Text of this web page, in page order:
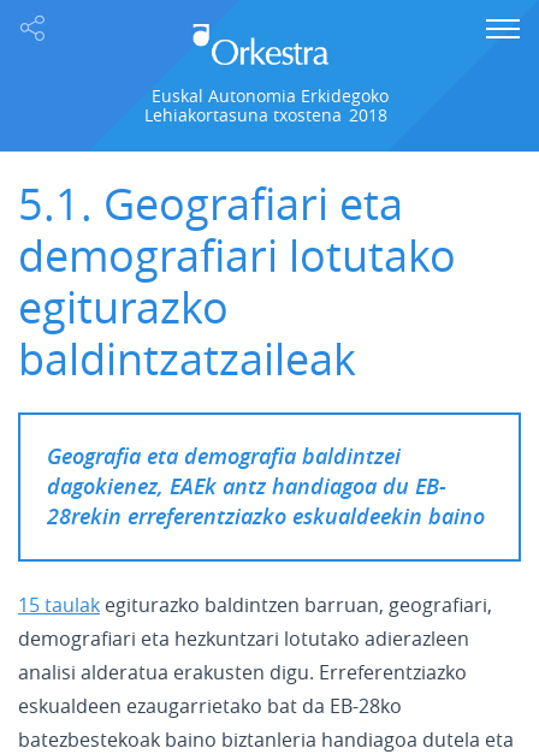
Euskal Autonomia Erkidegoko
Lehiakortasuna txostena 2018
5.1. Geografiari eta
demografiari lotutako
egiturazko
baldintzatzaileak
Geografia eta demografia baldintzei
dagokienez, EAEk antz handiagoa du EB-
28rekin erreferentziazko eskualdeekin baino
15 taulak egiturazko baldintzen barruan, geografiari,
demografiari eta hezkuntzari lotutako adierazleen
analisi alderatua erakusten digu. Erreferentziazko
eskualdeen ezaugarrietako bat da EB-28ko
batezbestekoak baino biztanleria handiagoa dutela eta